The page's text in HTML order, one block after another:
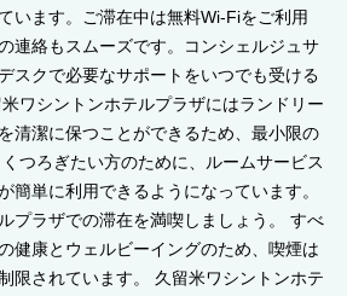
います。ご滞在中は無料Wi-Fiをご利用
連絡もスムーズです。コンシェルジュサ
スクで必要なサポートをいつでも受ける
ワシントンホテルプラザにはランドリー
清潔に保つことができるため、最小限の
つろぎたい方のために、ルームサービス
簡単に利用できるようになっています。
プラザでの滞在を満喫しましょう。 すべ
健康とウェルビーイングのため、喫煙は
限されています。 久留米ワシントンホテ